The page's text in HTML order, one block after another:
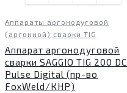
Аппараты аргонодуговой
(аргонной) сварки TIG
Аппарат аргонодуговой
сварки SAGGIO TIG 200 DC
Pulse Digital (пр-во
FoxWeld/КНР)